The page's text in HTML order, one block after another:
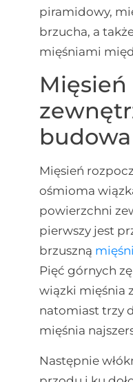
piramidowy,
brzucha, a
mięśniami
Mięsień
budowa
Mięsień
ośmioma
powierzchni
pierwszy jest
brzuszną
Pięć górnych
wiązki mięśnia
natomiast trzy
mięśnia
Następnie